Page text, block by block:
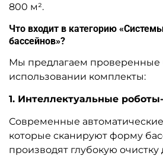
800 м².
Что входит в категорию
бассейнов»?
Мы предлагаем проверенные
использовании комплекты:
1. Интеллектуальные
Современные автоматические
которые сканируют форму
производят глубокую